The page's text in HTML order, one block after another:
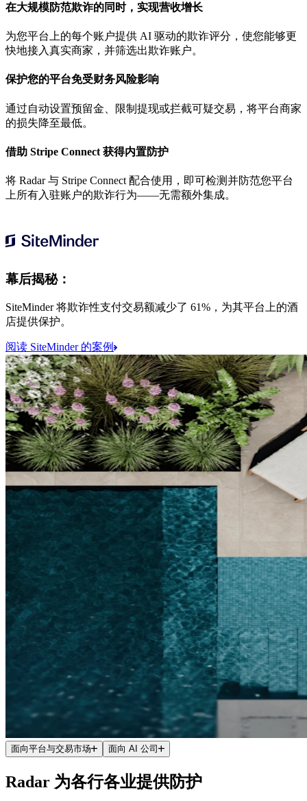
在大规模防范欺诈的同时，实现营收增长
为您平台上的每个账户提供 AI 驱动的欺诈评分，使您能够更
快地接入真实商家，并筛选出欺诈账户。
保护您的平台免受财务风险影响
通过自动设置预留金、限制提现或拦截可疑交易，将平台商家
的损失降至最低。
借助 Stripe Connect 获得内置防护
将 Radar 与 Stripe Connect 配合使用，即可检测并防范您平台
上所有入驻账户的欺诈行为——无需额外集成。
幕后揭秘：
SiteMinder 将欺诈性支付交易额减少了 61%，为其平台上的酒
店提供保护。
阅读 SiteMinder 的案例
面向平台与交易市场 面向 AI 公司
Radar 为各行各业提供防护